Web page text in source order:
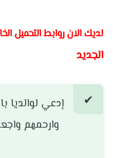
لديك الان روابط التحميل
الجديد
إدعي لوالديا
وارحمهم